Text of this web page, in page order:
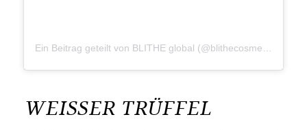
WEISSER TRÜFFEL